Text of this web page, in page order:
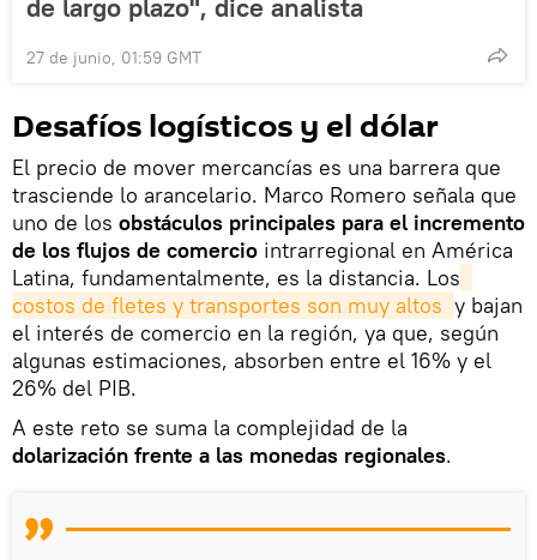
de largo plazo", dice analista
27 de junio, 01:59 GMT
Desafíos logísticos y el dólar
El precio de mover mercancías es una barrera que
trasciende lo arancelario. Marco Romero señala que
uno de los obstáculos principales para el incremento
de los flujos de comercio intrarregional en América
Latina, fundamentalmente, es la distancia. Los
costos de fletes y transportes son muy altos y bajan
el interés de comercio en la región, ya que, según
algunas estimaciones, absorben entre el 16% y el
26% del PIB.
A este reto se suma la complejidad de la
dolarización frente a las monedas regionales.